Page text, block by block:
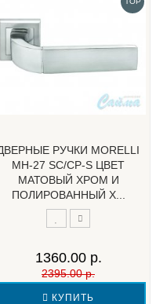
РУЧКИ MORELLI
MH-27 SC/CP-S ЦВЕТ
МАТОВЫЙ ХРОМ И
ПОЛИРОВАННЫЙ Х...
1360.00 р.
2395.00 р.
КУПИТЬ